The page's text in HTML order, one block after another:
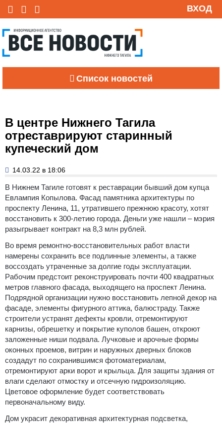
ВХОД
Список новостей
В центре Нижнего Тагила
отреставрируют старинный
купеческий дом
14.03.22 в 18:06
В Нижнем Тагиле готовят к реставрации бывший дом купца
Евлампия Копылова. Фасад памятника архитектуры по
проспекту Ленина, 11, утратившего прежнюю красоту, хотят
восстановить к 300-летию города. Деньги уже нашли – мэрия
разыгрывает контракт на 8,3 млн рублей.
Во время ремонтно-восстановительных работ власти
намерены сохранить все подлинные элементы, а также
воссоздать утраченные за долгие годы эксплуатации.
Рабочим предстоит реконструировать почти 400 квадратных
метров главного фасада, выходящего на проспект Ленина.
Подрядной организации нужно восстановить лепной декор на
фасаде, элементы фигурного аттика, балюстраду. Также
строители устранят дефекты кровли, отремонтируют
карнизы, обрешетку и покрытие куполов башен, откроют
заложенные ниши подвала. Лучковые и арочные формы
оконных проемов, витрин и наружных дверных блоков
создадут по сохранившимся фотоматериалам,
отремонтируют арки ворот и крыльца. Для защиты здания от
влаги сделают отмостку и отсечную гидроизоляцию.
Цветовое оформление будет соответствовать
первоначальному виду.
Дом украсит декоративная архитектурная подсветка,